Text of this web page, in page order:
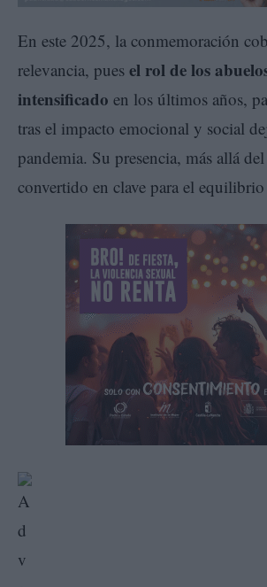
En este 2025, la conmemoración
relevancia, pues el rol de los
intensificado en los últimos años,
tras el impacto emocional y social
pandemia. Su presencia, más allá
convertido en clave para el